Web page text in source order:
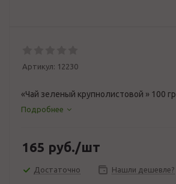
Артикул: 12230
«Чай зеленый крупнолистовой » 100 гр
Подробнее
165 руб./шт
Достаточно Нашли дешевле?